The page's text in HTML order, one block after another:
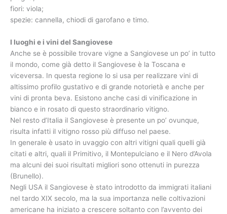
fiori: viola;
spezie: cannella, chiodi di garofano e timo.
I luoghi e i vini del Sangiovese
Anche se è possibile trovare vigne a Sangiovese un po’ in tutto
il mondo, come già detto il Sangiovese è la Toscana e
viceversa. In questa regione lo si usa per realizzare vini di
altissimo profilo gustativo e di grande notorietà e anche per
vini di pronta beva. Esistono anche casi di vinificazione in
bianco e in rosato di questo straordinario vitigno.
Nel resto d’Italia il Sangiovese è presente un po’ ovunque,
risulta infatti il vitigno rosso più diffuso nel paese.
In generale è usato in uvaggio con altri vitigni quali quelli già
citati e altri, quali il Primitivo, il Montepulciano e il Nero d’Avola
ma alcuni dei suoi risultati migliori sono ottenuti in purezza
(Brunello).
Negli USA il Sangiovese è stato introdotto da immigrati italiani
nel tardo XIX secolo, ma la sua importanza nelle coltivazioni
americane ha iniziato a crescere soltanto con l’avvento dei